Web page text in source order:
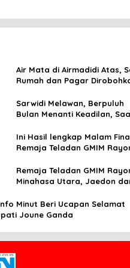
Air Mata di Airmadidi Atas,
Rumah dan Pagar
Sarwidi Melawan, Berpuluh
Bulan Menanti Keadilan,
Harapan Diuji
Ini Hasil lengkap Malam
Remaja Teladan GMIM
Remaja Teladan GMIM
Minahasa Utara, Jaedon
Bergengsi
Minut Beri Ucapan Selamat
Joune Ganda